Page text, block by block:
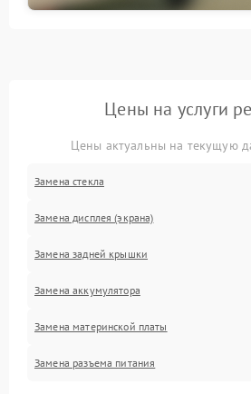
Цены на услуги
Цены актуальны на текущую
Замена стекла
Замена дисплея (экрана)
Замена задней крышки
Замена аккумулятора
Замена материнской платы
Замена разъема питания